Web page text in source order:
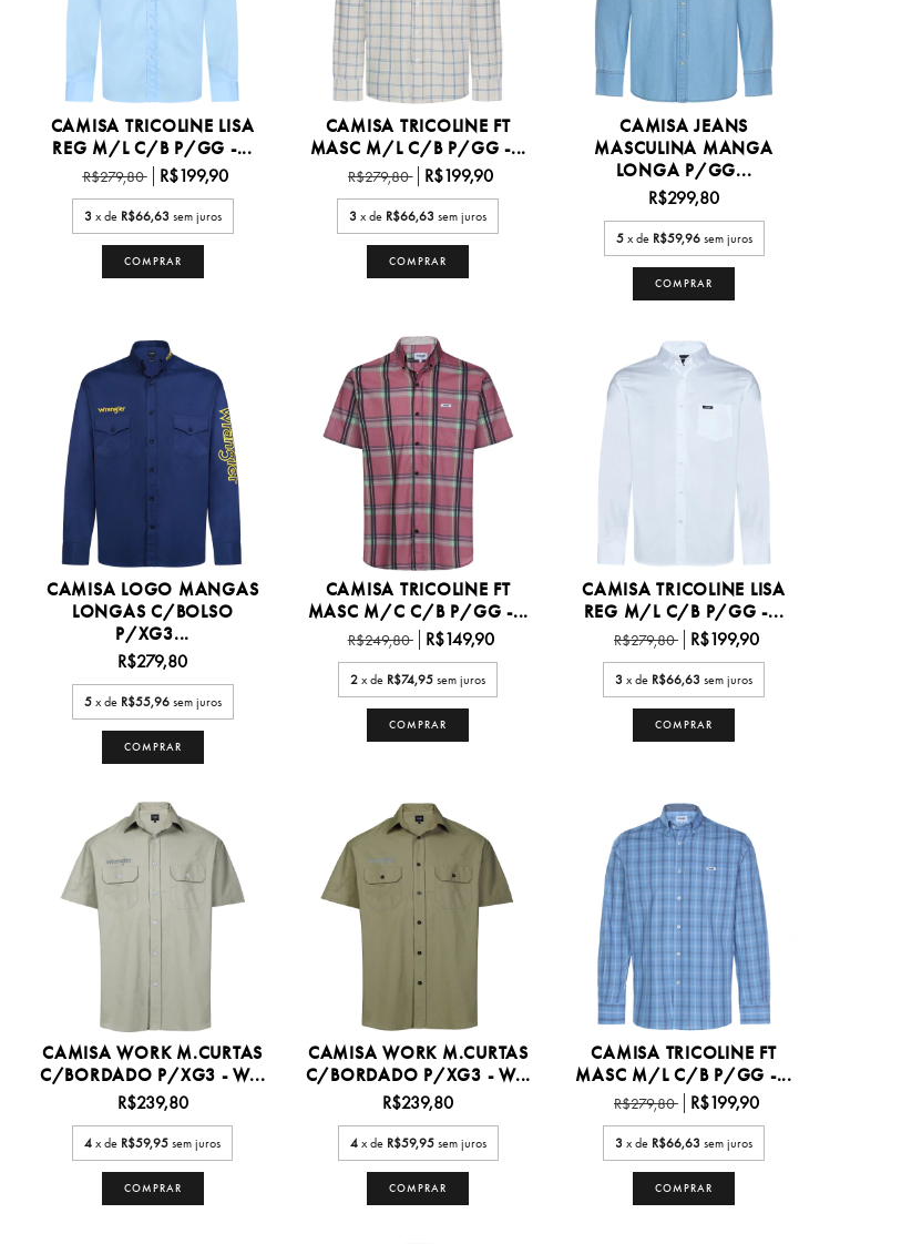
CAMISA TRICOLINE LISA
REG M/L C/B P/GG -...
R$279,80 R$199,90
3 x de R$66,63 sem juros
COMPRAR
CAMISA TRICOLINE FT
MASC M/L C/B P/GG -...
R$279,80 R$199,90
3 x de R$66,63 sem juros
COMPRAR
CAMISA JEANS
MASCULINA MANGA
LONGA P/GG...
R$299,80
5 x de R$59,96 sem juros
COMPRAR
CAMISA LOGO MANGAS
LONGAS C/BOLSO
P/XG3...
R$279,80
5 x de R$55,96 sem juros
COMPRAR
CAMISA TRICOLINE FT
MASC M/C C/B P/GG -...
R$249,80 R$149,90
2 x de R$74,95 sem juros
COMPRAR
CAMISA TRICOLINE LISA
REG M/L C/B P/GG -...
R$279,80 R$199,90
3 x de R$66,63 sem juros
COMPRAR
CAMISA WORK M.CURTAS
C/BORDADO P/XG3 - W...
R$239,80
4x de R$59,95sem juros
COMPRAR
CAMISA WORK M.CURTAS
C/BORDADO P/XG3 - W...
R$239,80
4 x de R$59,95 sem juros
COMPRAR
CAMISA TRICOLINE FT
MASC M/L C/B P/GG -...
R$279,80 R$199,90
3 x de R$66,63 sem juros
COMPRAR